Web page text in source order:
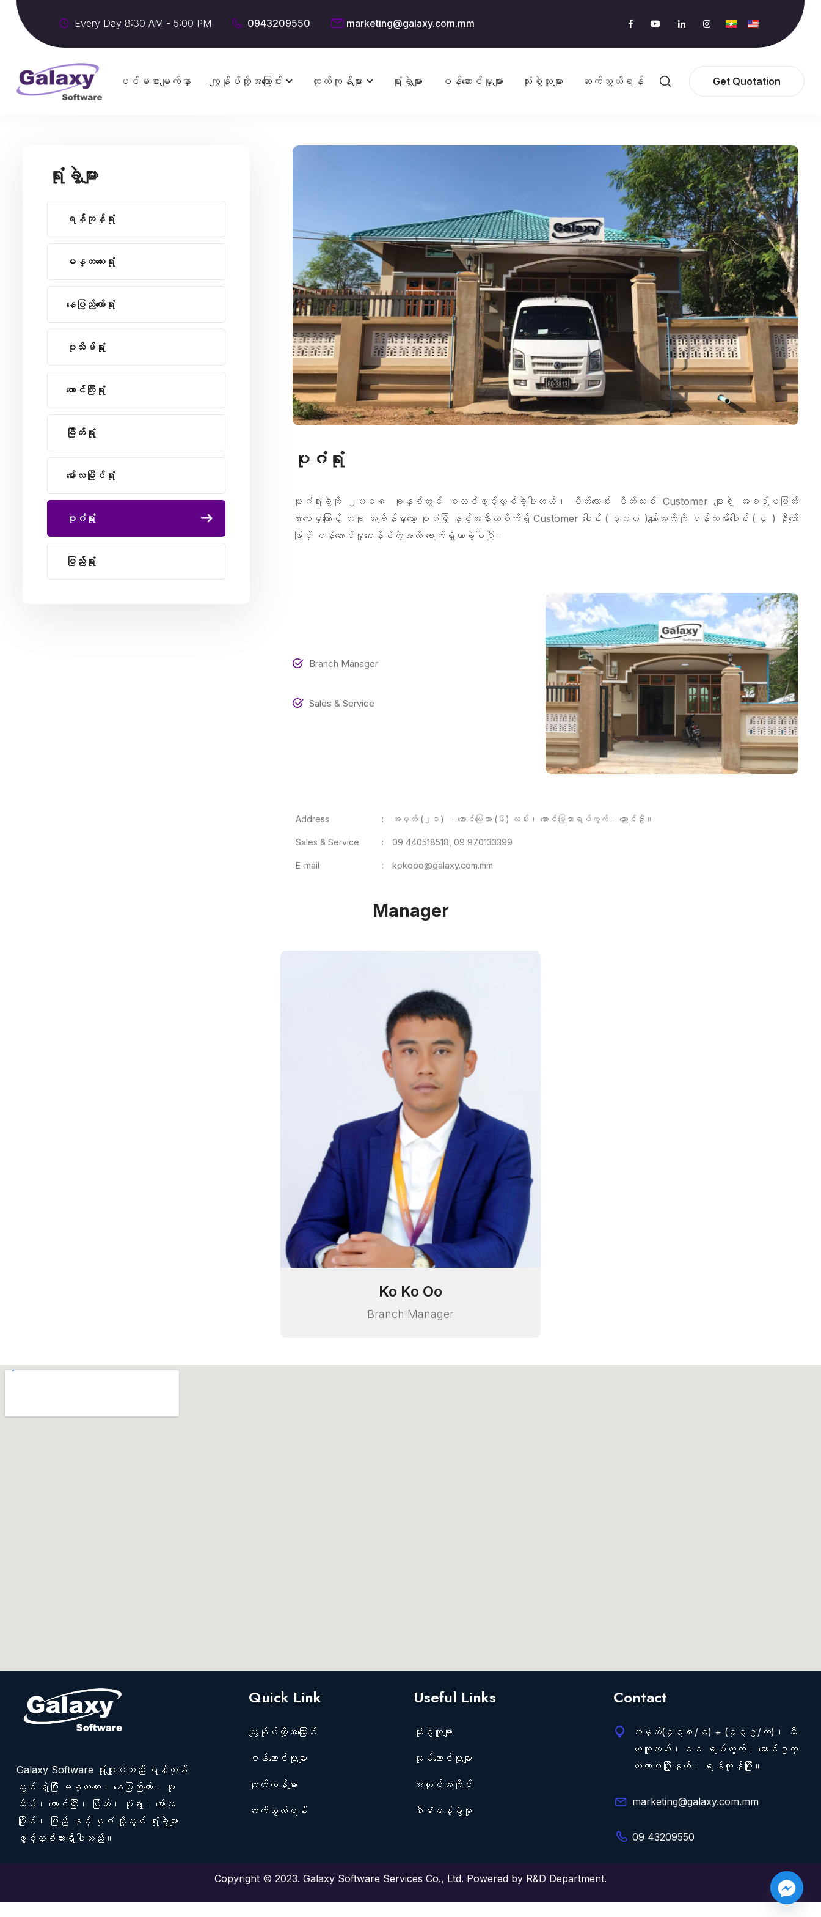
Every Day 8:30 AM - 5:00 PM 0943209550 marketing@galaxy.com.mm
ပင်မစာမျက်နှာ ကျွန်ုပ်တို့အကြောင်း ထုတ်ကုန်များ ရုံးခွဲများ ဝန်ဆောင်မှုများ သုံးစွဲသူများ ဆက်သွယ်ရန် Get Quotation
ရုံးခွဲများ
ရန်ကုန်ရုံး
မန္တလေးရုံး
နေပြည်တော်ရုံး
ပုသိမ်ရုံး
တောင်ကြီးရုံး
မြိတ်ရုံး
မော်လမြိုင်ရုံး
ပုဂံရုံး
ပြည်ရုံး
ပုဂံရုံး
ပုဂံရုံးခွဲကို ၂၀၁၈ ခုနှစ်တွင် စတင်ဖွင့်လှစ်ခဲ့ပါတယ်။ မိတ်ဟောင်း မိတ်သစ် Customer များရဲ့ အစဉ်မပြတ်
အားပေးမှုကြောင့် ယခု အချိန်မှာတော့ ပုဂံမြို့ နှင့်အနီးတဝိုက်ရှိ Customer ပေါင်း ( ၃၀၀ )ကျော်အထိကို ဝန်ထမ်းပေါင်း ( ၄ ) ဦးကျော်
ဖြင့် ဝန်ဆောင်မှုပေးနိုင်တဲ့အထိ ရောက်ရှိလာခဲ့ပါပြီ။
Branch Manager
Sales & Service
Address : အမှတ် (၂၁) ၊ အောင်မြေသာ (၆) လမ်း၊ အောင်မြေသာရပ်ကွက်၊ ညောင်ဦး။
Sales & Service : 09 440518518, 09 970133399
E-mail : kokooo@galaxy.com.mm
Manager
Ko Ko Oo
Branch Manager
Galaxy Software ရုံးချုပ်သည် ရန်ကုန်
တွင် ရှိပြီး မန္တလေး၊ နေပြည်တော်၊ ပု
သိမ်၊ တောင်ကြီး၊ မြိတ်၊ မုံရွာ၊ မော်လ
မြိုင်၊ ပြည် နှင့် ပုဂံ တို့တွင် ရုံးခွဲများ
ဖွင့်လှစ်ထားရှိပါသည်။
Quick Link
ကျွန်ုပ်တို့အကြောင်း
ဝန်ဆောင်မှုများ
ထုတ်ကုန်များ
ဆက်သွယ်ရန်
Useful Links
သုံးစွဲသူများ
လုပ်ဆောင်မှုများ
အလုပ်အကိုင်
စီမံခန့်ခွဲမှု
Contact
အမှတ်(၄၃၈/ခ) + (၄၃၉/က)၊ သီ
ဟသူလမ်း၊ ၁၁ ရပ်ကွက်၊ တောင်ဥက္
ကလာပမြို့နယ်၊ ရန်ကုန်မြို့။
marketing@galaxy.com.mm
09 43209550
Copyright © 2023. Galaxy Software Services Co., Ltd. Powered by R&D Department.